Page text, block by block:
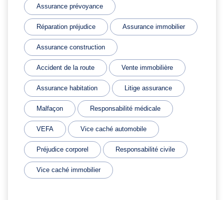
Assurance prévoyance
Réparation préjudice Assurance immobilier
Assurance construction
Accident de la route Vente immobilière
Assurance habitation Litige assurance
Malfaçon Responsabilité médicale
VEFA Vice caché automobile
Préjudice corporel Responsabilité civile
Vice caché immobilier